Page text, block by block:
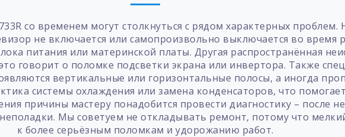
со временем могут столкнуться с рядом характерных проблем.
не включается или самопроизвольно выключается во
питания или материнской платы. Другая распространённая
говорит о поломке подсветки экрана или инвертора. Также
вертикальные или горизонтальные полосы, а иногда
системы охлаждения или замена конденсаторов, что
причины мастеру понадобится провести диагностику – после
Мы советуем не откладывать ремонт, потому что
к более серьёзным поломкам и удорожанию работ.